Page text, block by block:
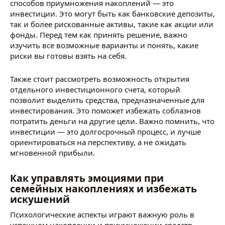
способов приумножения накоплений — это
инвестиции. Это могут быть как банковские депозиты,
так и более рискованные активы, такие как акции или
фонды. Перед тем как принять решение, важно
изучить все возможные варианты и понять, какие
риски вы готовы взять на себя.
Также стоит рассмотреть возможность открытия
отдельного инвестиционного счета, который
позволит выделить средства, предназначенные для
инвестирования. Это поможет избежать соблазнов
потратить деньги на другие цели. Важно помнить, что
инвестиции — это долгосрочный процесс, и лучше
ориентироваться на перспективу, а не ожидать
мгновенной прибыли.
Как управлять эмоциями при
семейных накоплениях и избежать
искушений
Психологические аспекты играют важную роль в